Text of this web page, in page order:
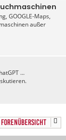
GOOGLE-Maps,
außer
...
FORENÜBERSICHT